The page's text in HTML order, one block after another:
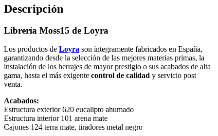
Descripción
Librería Moss15 de Loyra
Los productos de Loyra son íntegramente fabricados en España,
garantizando desde la selección de las mejores materias primas, la
instalación de los herrajes de mayor prestigio o sus acabados de alta
gama, hasta el más exigente control de calidad y servicio post
venta.
Acabados:
Estructura exterior 620 eucalipto ahumado
Estructura interior 101 arena mate
Cajones 124 terra mate, tiradores metal negro